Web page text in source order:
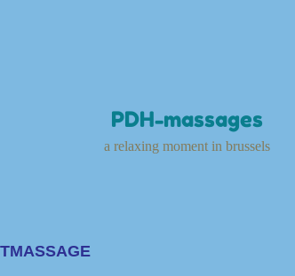
PDH-massages
a relaxing moment in brussels